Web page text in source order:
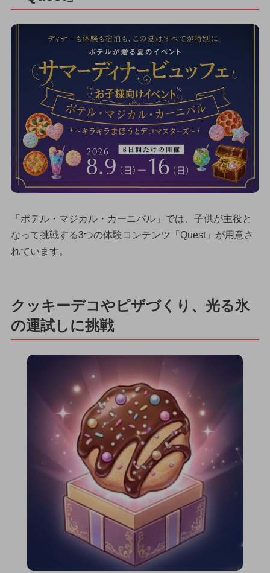
「ポテル・マジカル・カーニバル」では、子供が主役と
なって挑戦する3つの体験コンテンツ「Quest」が用意さ
れています。
クッキーデコやピザづくり、光る氷
の運試しに挑戦